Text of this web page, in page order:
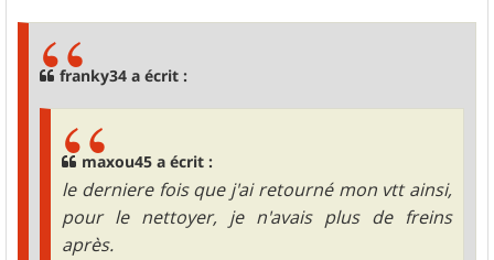
franky34 a écrit :
maxou45 a écrit :
le derniere fois que j'ai retourné mon vtt ainsi,
pour le nettoyer, je n'avais plus de freins
après.